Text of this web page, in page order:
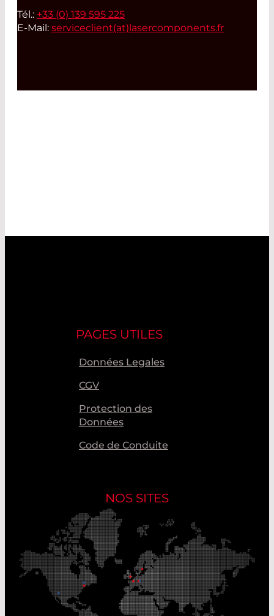
Tél.: +33 (0) 139 595 225
E-Mail: serviceclient(at)lasercomponents.fr
PAGES UTILES
Données Legales
CGV
Protection des
Données
Code de Conduite
NOS SITES